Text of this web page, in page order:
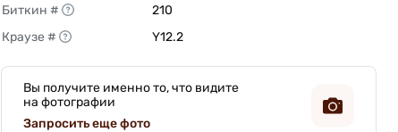
Биткин #
210
Краузе #
Y12.2
Вы получите именно то, что видите
на фотографии
Запросить еще фото